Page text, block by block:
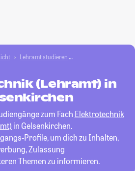
Lehramt studieren
(Lehramt) in
zum Fach Elektrotechnik
in Gelsenkirchen.
Profile, um dich zu Inhalten,
Zulassung
Themen zu informieren.